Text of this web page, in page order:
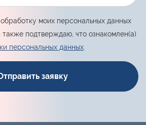
моих персональных данных
также подтверждаю, что ознакомлен(а)
персональных данных